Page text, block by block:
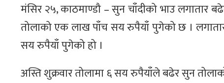
मंसिर २५, काठमाण्डौ – सुन चाँदीको भाउ लगातार
तोलाको एक लाख पाँच सय रुपैयाँ पुगेको छ ।
सय रुपैयाँ पुगेको हो ।
अस्ति शुक्रवार तोलामा ६ सय रुपैयाँले बढेर सुन